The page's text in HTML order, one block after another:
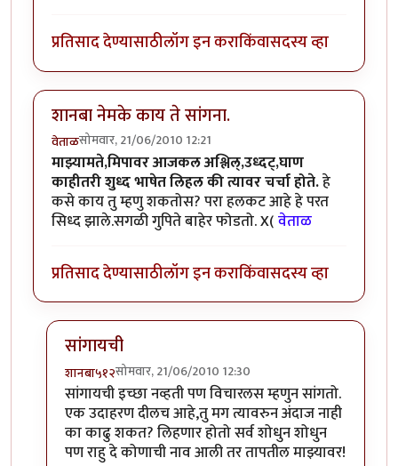
प्रतिसाद देण्यासाठीलॉग इन कराकिंवासदस्य व्हा
शानबा नेमके काय ते सांगना.
वेताळसोमवार, 21/06/2010 12:21
माझ्यामते,मिपावर आजकल अश्लिल्,उध्दट्,घाण
काहीतरी शुध्द भाषेत लिहल की त्यावर चर्चा होते.हे
कसे काय तु म्हणु शकतोस? परा हलकट आहे हे परत
सिध्द झाले.सगळी गुपिते बाहेर फोडतो. X(वेताळ
प्रतिसाद देण्यासाठीलॉग इन कराकिंवासदस्य व्हा
सांगायची
शानबा५१२सोमवार, 21/06/2010 12:30
In reply toशानबा नेमके काय ते सांगना.byवेताळ
सांगायची इच्छा नव्हती पण विचारलस म्हणुन सांगतो.
एक उदाहरण दीलच आहे,तु मग त्यावरुन अंदाज नाही
का काढु शकत? लिहणार होतो सर्व शोधुन शोधुन
पण राहु दे कोणाची नाव आली तर तापतील माझ्यावर!